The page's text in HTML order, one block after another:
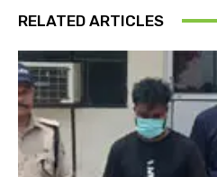
RELATED ARTICLES